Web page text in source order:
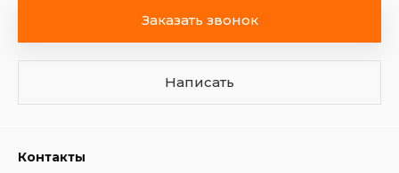
Заказать звонок
Написать
Контакты